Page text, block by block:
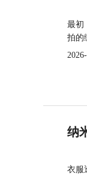
最初
拍的
纳
衣服